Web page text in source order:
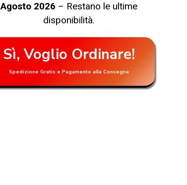
Agosto 2026 – Restano le ultime
disponibilità.
Sì, Voglio Ordinare!
Spedizione Gratis e Pagamento alla Consegna